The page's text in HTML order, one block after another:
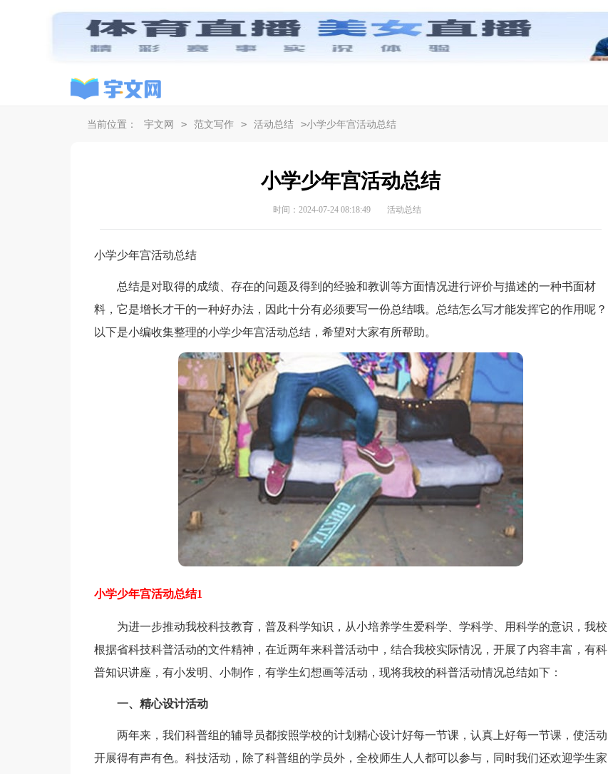
当前位置： 宇文网 > 范文写作 > 活动总结 >小学少年宫活动总结
小学少年宫活动总结
时间：2024-07-24 08:18:49 活动总结
小学少年宫活动总结
总结是对取得的成绩、存在的问题及得到的经验和教训等方面情况进行评价与描述的一种书面材
料，它是增长才干的一种好办法，因此十分有必须要写一份总结哦。总结怎么写才能发挥它的作用呢？
以下是小编收集整理的小学少年宫活动总结，希望对大家有所帮助。
小学少年宫活动总结1
为进一步推动我校科技教育，普及科学知识，从小培养学生爱科学、学科学、用科学的意识，我校
根据省科技科普活动的文件精神，在近两年来科普活动中，结合我校实际情况，开展了内容丰富，有科
普知识讲座，有小发明、小制作，有学生幻想画等活动，现将我校的科普活动情况总结如下：
一、精心设计活动
两年来，我们科普组的辅导员都按照学校的计划精心设计好每一节课，认真上好每一节课，使活动
开展得有声有色。科技活动，除了科普组的学员外，全校师生人人都可以参与，同时我们还欢迎学生家